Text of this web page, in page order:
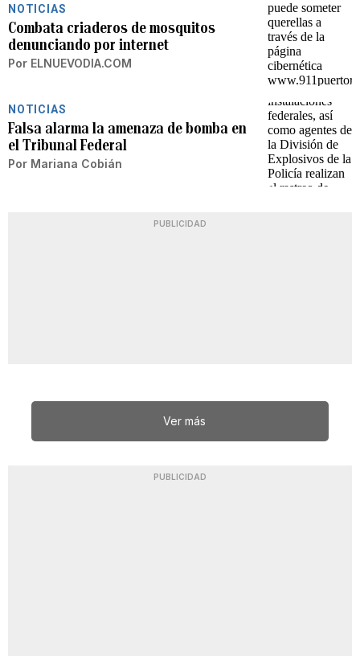
NOTICIAS
Combata criaderos de mosquitos
denunciando por internet
Por ELNUEVODIA.COM
NOTICIAS
Falsa alarma la amenaza de bomba en
el Tribunal Federal
Por Mariana Cobián
PUBLICIDAD
Ver más
PUBLICIDAD